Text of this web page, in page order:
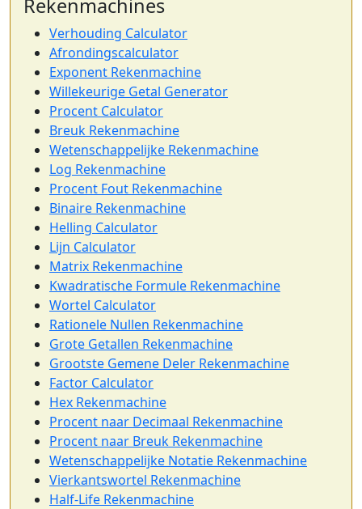
Rekenmachines
Verhouding Calculator
Afrondingscalculator
Exponent Rekenmachine
Willekeurige Getal Generator
Procent Calculator
Breuk Rekenmachine
Wetenschappelijke Rekenmachine
Log Rekenmachine
Procent Fout Rekenmachine
Binaire Rekenmachine
Helling Calculator
Lijn Calculator
Matrix Rekenmachine
Kwadratische Formule Rekenmachine
Wortel Calculator
Rationele Nullen Rekenmachine
Grote Getallen Rekenmachine
Grootste Gemene Deler Rekenmachine
Factor Calculator
Hex Rekenmachine
Procent naar Decimaal Rekenmachine
Procent naar Breuk Rekenmachine
Wetenschappelijke Notatie Rekenmachine
Vierkantswortel Rekenmachine
Half-Life Rekenmachine